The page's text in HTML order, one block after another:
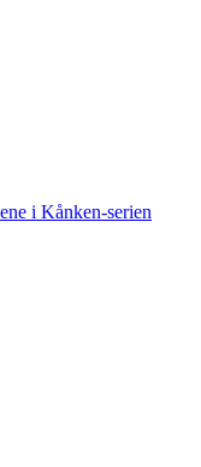
i Kånken-serien